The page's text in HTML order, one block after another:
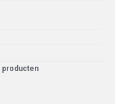
producten